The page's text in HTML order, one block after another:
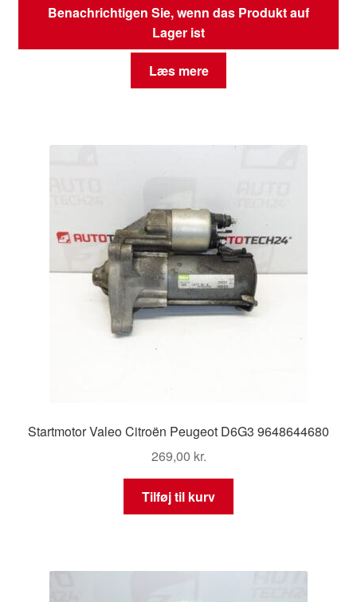
Benachrichtigen Sie, wenn das Produkt auf
Lager ist
Læs mere
Startmotor Valeo Citroën Peugeot D6G3 9648644680
269,00 kr.
Tilføj til kurv